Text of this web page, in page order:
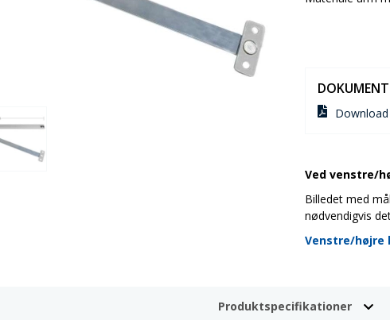
Ved venstre/
Billedet med
nødvendigvis
Venstre/højre
Produktspecifikationer